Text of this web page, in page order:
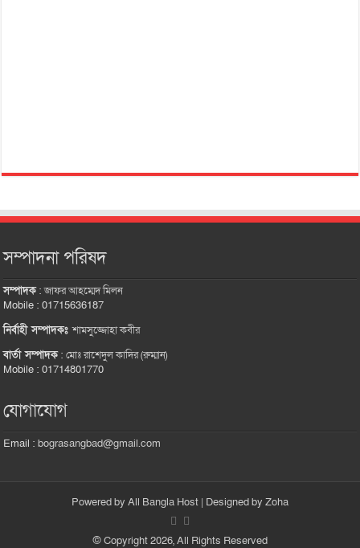
সম্পাদনা পরিষদ
সম্পাদক:জাফর আহম্মেদ মিলন
Mobile : 01715636187
নির্বাহী সম্পাদকঃশামসুজ্জোহা কবীর
বার্তা সম্পাদক:মোঃ রাশেদুল কাদির (রুম্মান)
Mobile : 01714801770
যোগাযোগ
Email :bograsangbad@gmail.com
Powered by All Bangla Host | Designed by Zoha
© Copyright 2026, All Rights Reserved